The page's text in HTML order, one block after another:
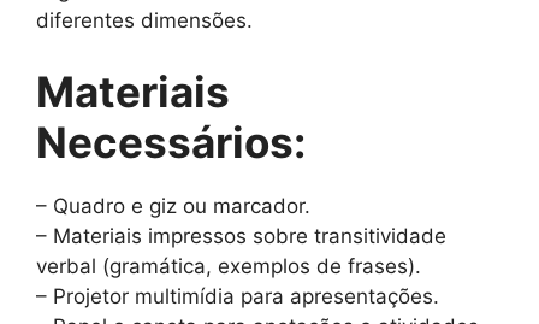
diferentes dimensões.
Materiais
Necessários:
– Quadro e giz ou marcador.
– Materiais impressos sobre transitividade
verbal (gramática, exemplos de frases).
– Projetor multimídia para apresentações.